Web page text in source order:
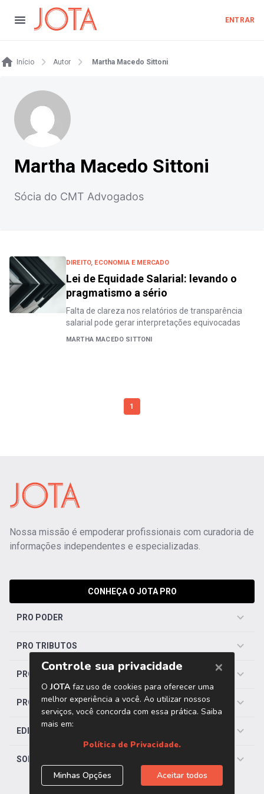
ENTRAR
Início Autor Martha Macedo Sittoni
Martha Macedo Sittoni
Sócia do CMT Advogados
DIREITO, ECONOMIA E MERCADO
Lei de Equidade Salarial: levando o
pragmatismo a sério
Falta de clareza nos relatórios de transparência
salarial pode gerar interpretações equivocadas
MARTHA MACEDO SITTONI
1
Nossa missão é empoderar profissionais com curadoria de
informações independentes e especializadas.
CONHEÇA O JOTA PRO
PRO PODER
PRO TRIBUTOS
PRO TRABALHISTA
PRO SAÚDE
EDITORIAS
SOBRE O JOTA